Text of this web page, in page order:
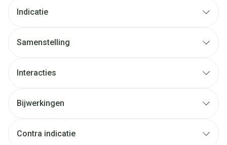
Indicatie
Samenstelling
Interacties
Bijwerkingen
Contra indicatie